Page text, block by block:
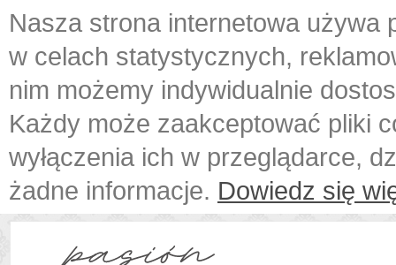
Nasza strona internetowa używa
w celach statystycznych,
nim możemy indywidualnie
Każdy może zaakceptować pliki
wyłączenia ich w przeglądarce,
żadne informacje. Dowiedz się